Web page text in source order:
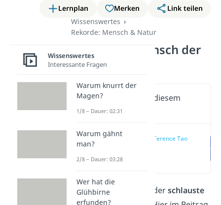
Lernplan Merken
Link teilen
Wissenswertes
Rekorde: Mensch & Natur
Schlauster Mensch der
Welt
Wichtige Inhalte in diesem
Video
Platz 1: Terence Tao
Dich interessiert, wer derschlauste
Wissenswertes
Interessante Fragen
Warum knurrt der
Magen?
1/8 – Dauer: 02:31
Warum gähnt
man?
2/8 – Dauer: 03:28
Wer hat die
Glühbirne
erfunden?